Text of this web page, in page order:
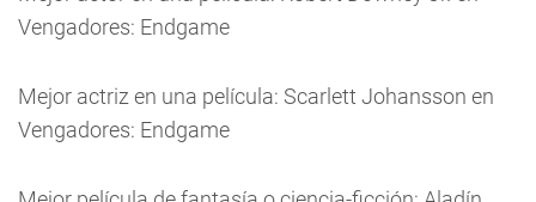
Vengadores: Endgame
Mejor actriz en una película: Scarlett Johansson en
Vengadores: Endgame